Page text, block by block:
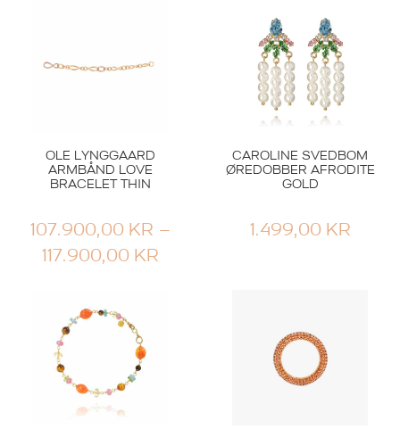
OLE LYNGGAARD
ARMBÅND LOVE
BRACELET THIN
107.900,00 KR –
117.900,00 KRPRISOMRÅDE:
CAROLINE SVEDBOM
ØREDOBBER AFRODITE
GOLD
1.499,00 KR